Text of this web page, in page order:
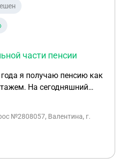
и если вероятнрстт
части пенсии
я получаю пенсию как
На сегодняшний
накопительной части
что через суд эта
выплату мне поделят на
небольшую сумму к
№2808057, Валентина, г.